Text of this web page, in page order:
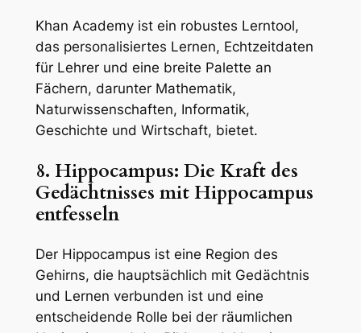
Khan Academy ist ein robustes Lerntool,
das personalisiertes Lernen, Echtzeitdaten
für Lehrer und eine breite Palette an
Fächern, darunter Mathematik,
Naturwissenschaften, Informatik,
Geschichte und Wirtschaft, bietet.
8. Hippocampus: Die Kraft des
Gedächtnisses mit Hippocampus
entfesseln
Der Hippocampus ist eine Region des
Gehirns, die hauptsächlich mit Gedächtnis
und Lernen verbunden ist und eine
entscheidende Rolle bei der räumlichen